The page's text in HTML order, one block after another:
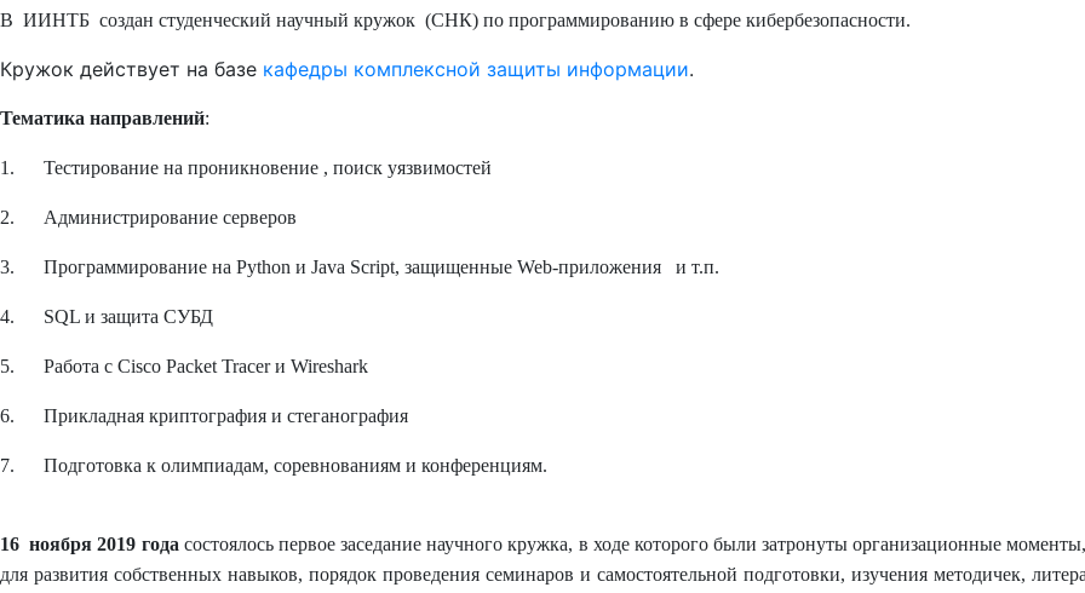
В ИИНТБ создан студенческий научный кружок (СНК) по программированию в сфере кибербезопасности.
Кружок действует на базе кафедры комплексной защиты информации.
Тематика направлений:
1. Тестирование на проникновение , поиск уязвимостей
2. Администрирование серверов
3. Программирование на Python и Java Script, защищенные Web-приложения и т.п.
4. SQL и защита СУБД
5. Работа с Сisco Packet Tracer и Wireshark
6. Прикладная криптография и стеганография
7. Подготовка к олимпиадам, соревнованиям и конференциям.
16 ноября 2019 года состоялось первое заседание научного кружка, в ходе которого были затронуты организационные
для развития собственных навыков, порядок проведения семинаров и самостоятельной подготовки, изучения методичек,